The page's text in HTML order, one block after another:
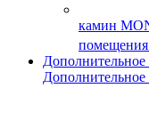
камин
Дополнительное
Дополнительное